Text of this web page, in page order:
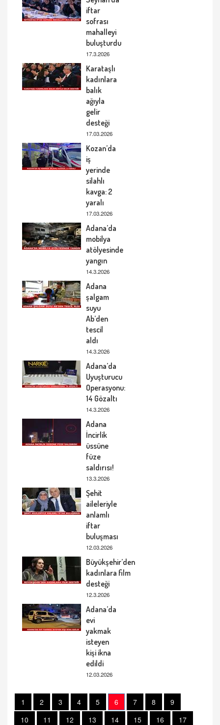
iftar
sofrası
mahalleyi
buluşturdu
17.3.2026
Karataşlı
kadınlara
balık
ağıyla
gelir
desteği
17.03.2026
Kozan’da
iş
yerinde
silahlı
kavga: 2
yaralı
17.03.2026
Adana’da
mobilya
atölyesinde
yangın
14.3.2026
Adana
şalgam
suyu
Ab’den
tescil
aldı
14.3.2026
Adana’da
Uyuşturucu
Operasyonu:
14 Gözaltı
14.3.2026
Adana
İncirlik
üssüne
füze
saldırısı!
13.3.2026
Şehit
aileleriyle
anlamlı
iftar
buluşması
12.03.2026
Büyükşehir’den
kadınlara film
desteği
12.3.2026
Adana’da
evi
yakmak
isteyen
kişi ikna
edildi
12.03.2026
1 2 3 4 5 6 7 8
9
10
11 12 13 14 15 16
17